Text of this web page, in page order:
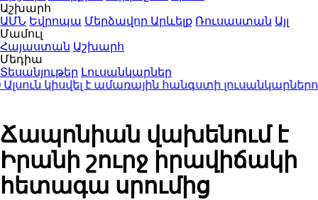
Աշխարհ
ԱՄՆ Եվրոպա Մերձավոր Արևելք Ռուսաստան Այլ
Մամուլ
Հայաստան Աշխարհ
Մեդիա
Տեսանյութեր Լուսանկարներ
կիսվել է ամառային հանգստի լուսանկարներով
Ճապոնիան վախենում է
Իրանի շուրջ իրավիճակի
հետագա սրումից